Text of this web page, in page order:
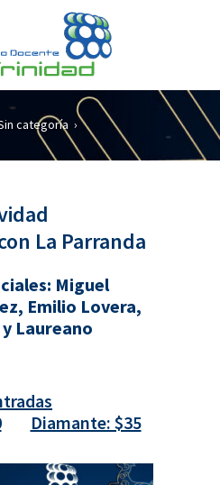
categoría ›
La Parranda
Miguel
Emilio Lovera,
Laureano
Diamante: $35